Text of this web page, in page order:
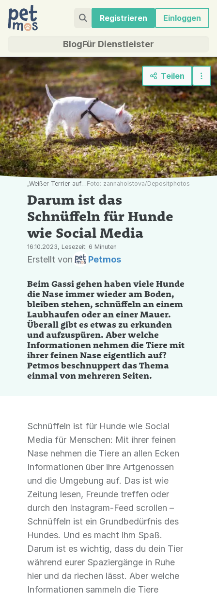
Registrieren Einloggen
BlogFür Dienstleister
Teilen
„Weißer Terrier auf Erkundungstour: Für Hunde ist das Schnüffeln ein Grundbedürfnis.“Foto: zannaholstova/Depositphotos
Darum ist das
Schnüffeln für Hunde
wie Social Media
16.10.2023, Lesezeit: 6 Minuten
Erstellt von Petmos
Beim Gassi gehen haben viele Hunde
die Nase immer wieder am Boden,
bleiben stehen, schnüffeln an einem
Laubhaufen oder an einer Mauer.
Überall gibt es etwas zu erkunden
und aufzuspüren. Aber welche
Informationen nehmen die Tiere mit
ihrer feinen Nase eigentlich auf?
Petmos beschnuppert das Thema
einmal von mehreren Seiten.
Schnüffeln ist für Hunde wie Social
Media für Menschen: Mit ihrer feinen
Nase nehmen die Tiere an allen Ecken
Informationen über ihre Artgenossen
und die Umgebung auf. Das ist wie
Zeitung lesen, Freunde treffen oder
durch den Instagram-Feed scrollen –
Schnüffeln ist ein Grundbedürfnis des
Hundes. Und es macht ihm Spaß.
Darum ist es wichtig, dass du dein Tier
während eurer Spaziergänge in Ruhe
hier und da riechen lässt. Aber welche
Informationen sammeln die Tiere